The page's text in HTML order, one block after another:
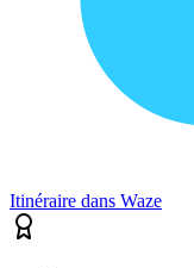
Itinéraire dans Waze